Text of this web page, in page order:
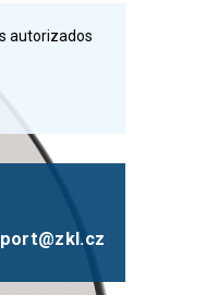
autorizados